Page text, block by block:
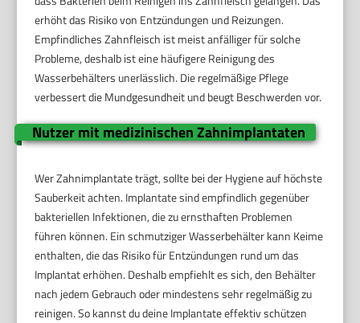
erhöht das Risiko von Entzündungen und Reizungen.
Empfindliches Zahnfleisch ist meist anfälliger für solche
Probleme, deshalb ist eine häufigere Reinigung des
Wasserbehälters unerlässlich. Die regelmäßige Pflege
verbessert die Mundgesundheit und beugt Beschwerden vor.
Nutzer mit medizinischen Zahnimplantaten
Wer Zahnimplantate trägt, sollte bei der Hygiene auf höchste
Sauberkeit achten. Implantate sind empfindlich gegenüber
bakteriellen Infektionen, die zu ernsthaften Problemen
führen können. Ein schmutziger Wasserbehälter kann Keime
enthalten, die das Risiko für Entzündungen rund um das
Implantat erhöhen. Deshalb empfiehlt es sich, den Behälter
nach jedem Gebrauch oder mindestens sehr regelmäßig zu
reinigen. So kannst du deine Implantate effektiv schützen